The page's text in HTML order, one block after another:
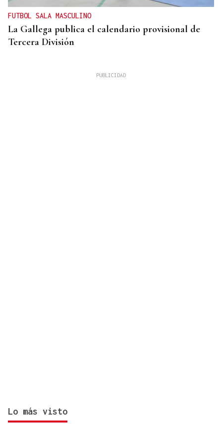
FUTBOL SALA MASCULINO
La Gallega publica el calendario provisional de
Tercera División
Lo más visto